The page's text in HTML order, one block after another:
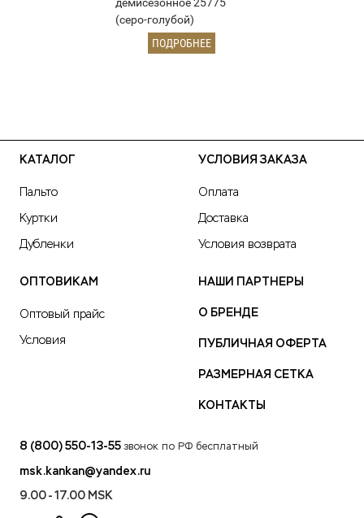
(серо-голубой)
ПОДРОБНЕЕ
КАТАЛОГ
Пальто
Куртки
Дубленки
УСЛОВИЯ ЗАКАЗА
Оплата
Доставка
Условия возврата
ОПТОВИКАМ
Оптовый прайс
Условия
НАШИ ПАРТНЕРЫ
О БРЕНДЕ
ПУБЛИЧНАЯ ОФЕРТА
РАЗМЕРНАЯ СЕТКА
КОНТАКТЫ
8 (800) 550-13-55 звонок по РФ бесплатный
msk.kankan@yandex.ru
9.00 - 17.00 MSK